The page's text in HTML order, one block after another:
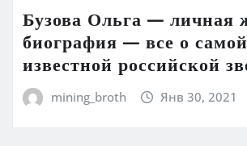
Бузова Ольга — личная
биография — все о самой
известной российской
mining_broth Янв 30, 2021